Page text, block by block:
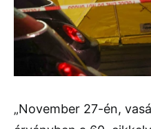
„November 27-én,